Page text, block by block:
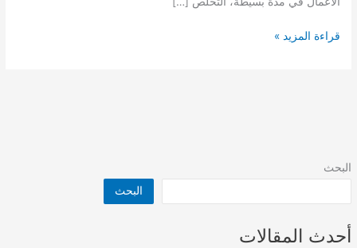
البحث
البحث
أحدث المقالات
شركة
قراءة المزيد »